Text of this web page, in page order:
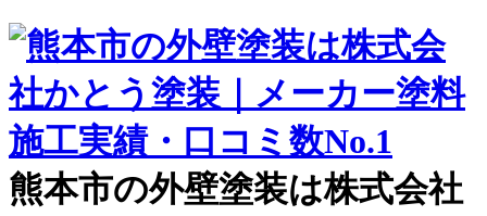
熊本市の外壁塗装は株式会社